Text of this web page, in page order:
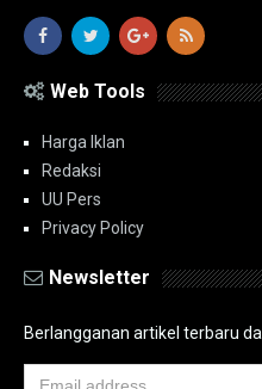
Web Tools
Harga Iklan
Redaksi
UU Pers
Privacy Policy
Newsletter
Berlangganan artikel terbaru